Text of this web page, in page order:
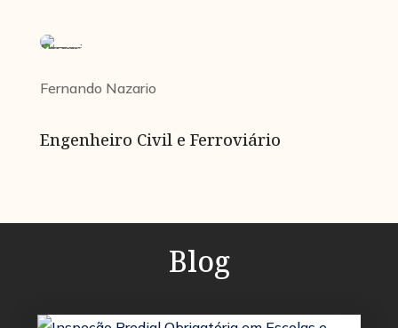
Fernando Nazario
Engenheiro Civil e Ferroviário
Blog